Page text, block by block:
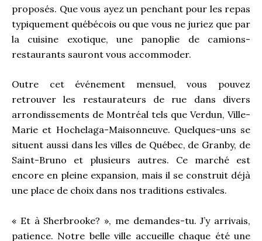
proposés. Que vous ayez un penchant pour les repas
typiquement québécois ou que vous ne juriez que par
la cuisine exotique, une panoplie de camions-
restaurants sauront vous accommoder.
Outre cet événement mensuel, vous pouvez
retrouver les restaurateurs de rue dans divers
arrondissements de Montréal tels que Verdun, Ville-
Marie et Hochelaga-Maisonneuve. Quelques-uns se
situent aussi dans les villes de Québec, de Granby, de
Saint-Bruno et plusieurs autres. Ce marché est
encore en pleine expansion, mais il se construit déjà
une place de choix dans nos traditions estivales.
« Et à Sherbrooke? », me demandes-tu. J’y arrivais,
patience. Notre belle ville accueille chaque été une